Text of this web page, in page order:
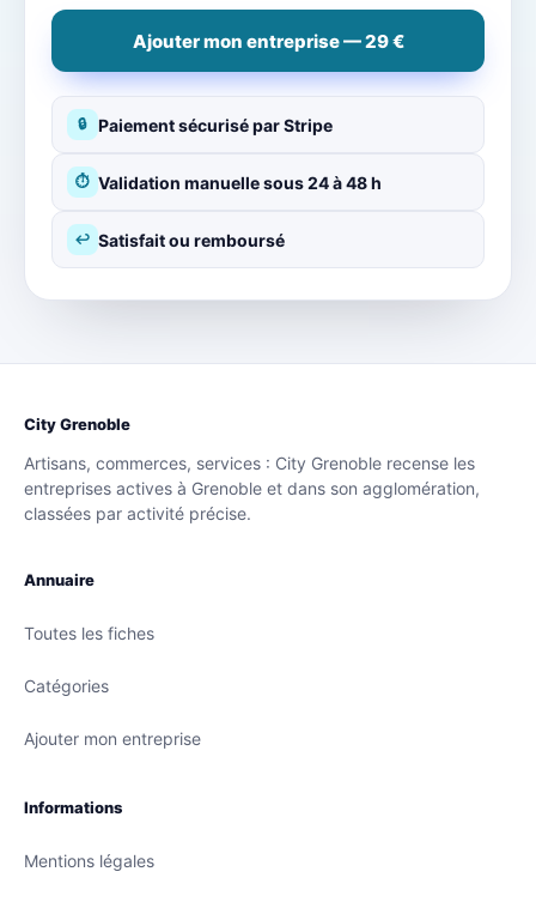
Ajouter mon entreprise — 29 €
🔒 Paiement sécurisé par Stripe
⏱ Validation manuelle sous 24 à 48 h
↩ Satisfait ou remboursé
City Grenoble
Artisans, commerces, services : City Grenoble recense les
entreprises actives à Grenoble et dans son agglomération,
classées par activité précise.
Annuaire
Toutes les fiches
Catégories
Ajouter mon entreprise
Informations
Mentions légales